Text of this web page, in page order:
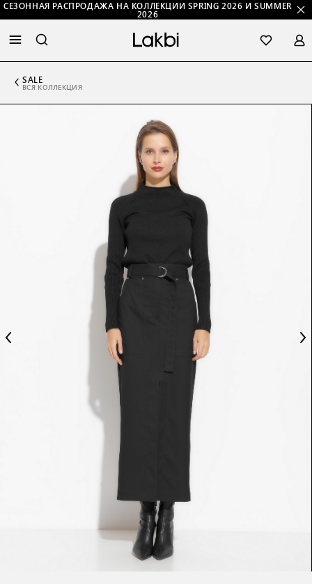
СЕЗОННАЯ РАСПРОДАЖА НА КОЛЛЕКЦИИ SPRING 2026 И SUMMER
2026
SALE
ВСЯ КОЛЛЕКЦИЯ